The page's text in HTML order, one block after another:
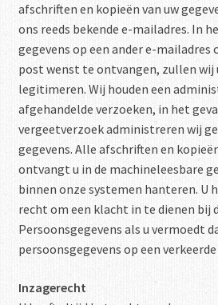
afschriften en kopieën van uw
ons reeds bekende e-mailadres. In
gegevens op een ander e-
post wenst te ontvangen, zullen wij
legitimeren. Wij houden een
afgehandelde verzoeken, in het
vergeetverzoek administreren wij
gegevens. Alle afschriften en
ontvangt u in de machineleesbare
binnen onze systemen hanteren. U
recht om een klacht in te dienen bij
Persoonsgegevens als u vermoedt
persoonsgegevens op een
Inzagerecht